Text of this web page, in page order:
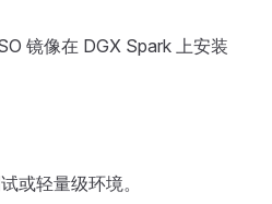
镜像在 DGX Spark 上安装
或轻量级环境。